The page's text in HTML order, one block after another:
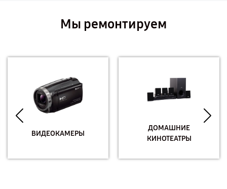
Мы ремонтируем
ВИДЕОКАМЕРЫ
ДОМАШНИЕ
КИНОТЕАТРЫ